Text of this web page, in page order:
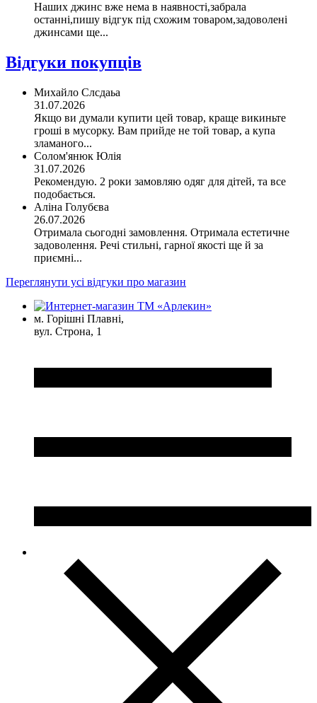
Наших джинс вже нема в наявності,забрала
останні,пишу відгук під схожим товаром,задоволені
джинсами ще...
Відгуки покупців
Михайло Слсдаьа
31.07.2026
Якщо ви думали купити цей товар, краще викиньте
гроші в мусорку. Вам прийде не той товар, а купа
зламаного...
Солом'янюк Юлія
31.07.2026
Рекомендую. 2 роки замовляю одяг для дітей, та все
подобається.
Аліна Голубєва
26.07.2026
Отримала сьогодні замовлення. Отримала естетичне
задоволення. Речі стильні, гарної якості ще й за
приємні...
Переглянути усі відгуки про магазин
м. Горішні Плавні,
вул. Строна, 1